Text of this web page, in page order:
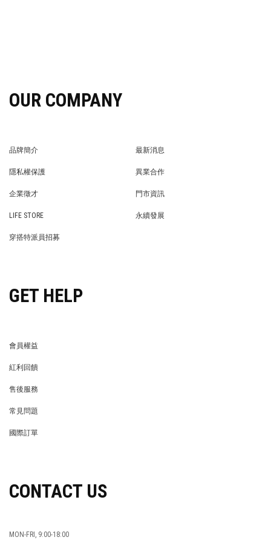
OUR COMPANY
品牌簡介
最新消息
隱私權保護
異業合作
企業徵才
門市資訊
LIFE STORE
永續發展
穿搭特派員招募
GET HELP
會員權益
紅利回饋
售後服務
常見問題
國際訂單
CONTACT US
MON-FRI, 9:00-18:00